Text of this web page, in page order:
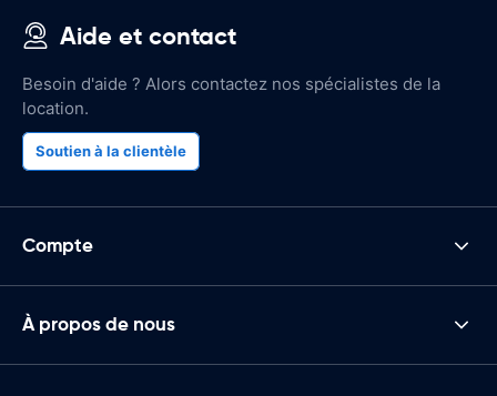
Aide et contact
Besoin d'aide ? Alors contactez nos spécialistes de la
location.
Soutien à la clientèle
Compte
À propos de nous